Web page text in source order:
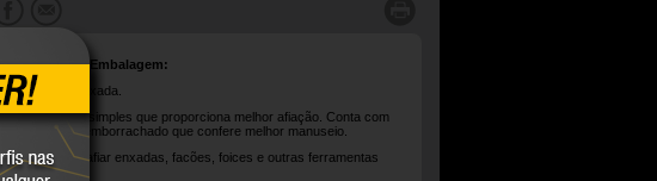
Conteúdo da Embalagem:
1 Lima para enxada.
Possui picado simples que proporciona melhor afiação. Conta com
cabo plástico emborrachado que confere melhor manuseio.
Indicada para afiar enxadas, facões, foices e outras ferramentas
agrícolas.